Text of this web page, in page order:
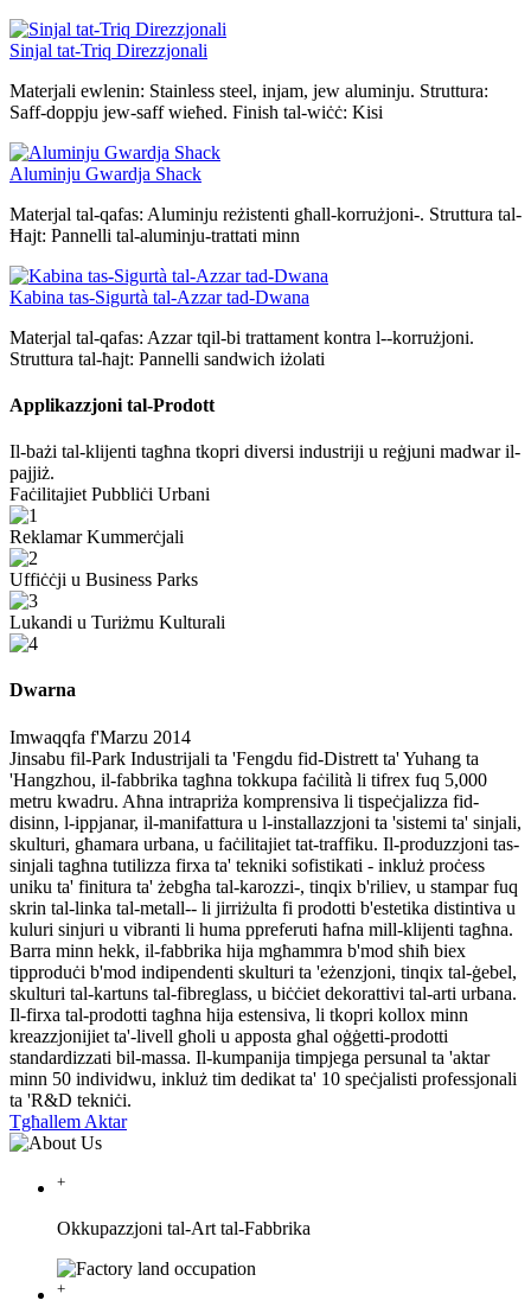
Sinjal tat-Triq Direzzjonali
Materjali ewlenin: Stainless steel, injam, jew aluminju. Struttura:
Saff-doppju jew-saff wieħed. Finish tal-wiċċ: Kisi
Aluminju Gwardja Shack
Materjal tal-qafas: Aluminju reżistenti għall-korrużjoni-. Struttura tal-
Ħajt: Pannelli tal-aluminju-trattati minn
Kabina tas-Sigurtà tal-Azzar tad-Dwana
Materjal tal-qafas: Azzar tqil-bi trattament kontra l--korrużjoni.
Struttura tal-ħajt: Pannelli sandwich iżolati
Applikazzjoni tal-Prodott
Il-bażi tal-klijenti tagħna tkopri diversi industriji u reġjuni madwar il-
pajjiż.
Faċilitajiet Pubbliċi Urbani
Reklamar Kummerċjali
Uffiċċji u Business Parks
Lukandi u Turiżmu Kulturali
Dwarna
Imwaqqfa f'Marzu 2014
Jinsabu fil-Park Industrijali ta 'Fengdu fid-Distrett ta' Yuhang ta
'Hangzhou, il-fabbrika tagħna tokkupa faċilità li tifrex fuq 5,000
metru kwadru. Aħna intrapriża komprensiva li tispeċjalizza fid-
disinn, l-ippjanar, il-manifattura u l-installazzjoni ta 'sistemi ta' sinjali,
skulturi, għamara urbana, u faċilitajiet tat-traffiku. Il-produzzjoni tas-
sinjali tagħna tutilizza firxa ta' tekniki sofistikati - inkluż proċess
uniku ta' finitura ta' żebgħa tal-karozzi-, tinqix b'riliev, u stampar fuq
skrin tal-linka tal-metall-- li jirriżulta fi prodotti b'estetika distintiva u
kuluri sinjuri u vibranti li huma ppreferuti ħafna mill-klijenti tagħna.
Barra minn hekk, il-fabbrika hija mgħammra b'mod sħiħ biex
tipproduċi b'mod indipendenti skulturi ta 'eżenzjoni, tinqix tal-ġebel,
skulturi tal-kartuns tal-fibreglass, u biċċiet dekorattivi tal-arti urbana.
Il-firxa tal-prodotti tagħna hija estensiva, li tkopri kollox minn
kreazzjonijiet ta'-livell għoli u apposta għal oġġetti-prodotti
standardizzati bil-massa. Il-kumpanija timpjega persunal ta 'aktar
minn 50 individwu, inkluż tim dedikat ta' 10 speċjalisti professjonali
ta 'R&D tekniċi.
Tgħallem Aktar
+
Okkupazzjoni tal-Art tal-Fabbrika
+